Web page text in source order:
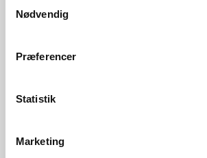
Nødvendig
Præferencer
Statistik
Marketing
49430101
Tilknyttede produkter